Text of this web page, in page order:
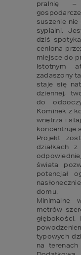
pralnię –
suszenie
sypialni.
dziś
ceniona
miejsce do
Istotnym
zadaszony
staje się
dziennej,
do
Kominek z
wnętrza i
koncentruje
Projekt
działkach
świata
potencjał
domu.
Minimalne
metrów
typowych
na